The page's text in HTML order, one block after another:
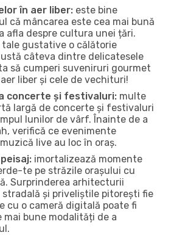
în aer liber: este bine
că mâncarea este cea mai bună
afla despre cultura unei țări.
tale gustative o călătorie
câteva dintre delicatesele
să cumperi suveniruri gourmet
liber și cele de vechituri!
concerte și festivaluri: multe
largă de concerte și festivaluri
lunilor de vârf. Înainte de a
verifică ce evenimente
live au loc în oraș.
imortalizează momente
te pe străzile orașului cu
Surprinderea arhitecturii
și priveliștile pitorești fie
cu o cameră digitală poate fi
mai bune modalități de a